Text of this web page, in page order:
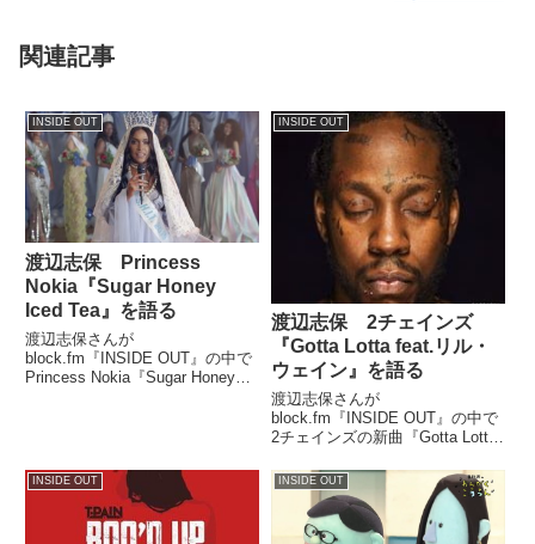
関連記事
INSIDE OUT
渡辺志保 Princess
Nokia『Sugar Honey
Iced Tea』を語る
渡辺志保さんが
block.fm『INSIDE OUT』の中で
Princess Nokia『Sugar Honey
INSIDE OUT
渡辺志保 2チェインズ
『Gotta Lotta feat.リル・
ウェイン』を語る
渡辺志保さんが
block.fm『INSIDE OUT』の中で
2チェインズの新曲『Gotta Lotta
いました。（渡辺志保）というわ
けで、2曲目。お届けしたいと思
うんですけども。本当に、カニエ
もそうなん...
INSIDE OUT INSIDE OUT